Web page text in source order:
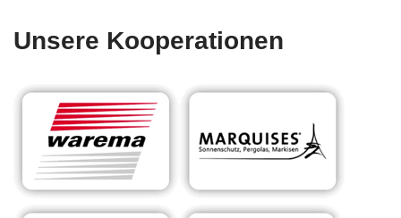
Unsere Kooperationen